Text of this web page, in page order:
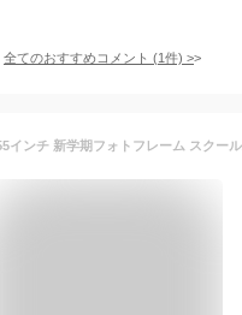
全てのおすすめコメント (1件) >